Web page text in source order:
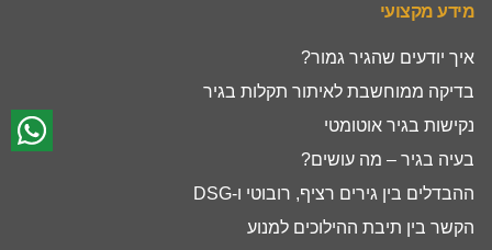
מידע מקצועי
איך יודעים שהגיר גמור?
בדיקה ממוחשבת לאיתור תקלות בגיר
נקישות בגיר אוטומטי
בעיה בגיר – מה עושים?
ההבדלים בין גירים רציף, רובוטי ו-DSG
הקשר בין תיבת ההילוכים למנוע